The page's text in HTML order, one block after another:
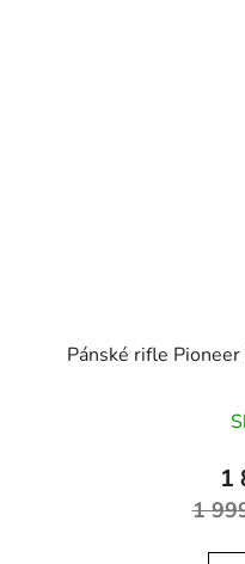
Pánské rifle
1
1